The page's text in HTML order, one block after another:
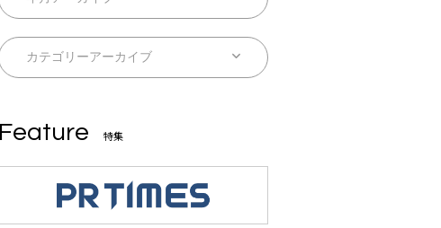
Feature 特集